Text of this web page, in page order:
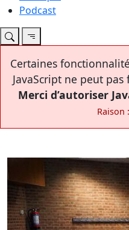
Podcast
Certaines
JavaScript ne peut
Merci d’autoriser
Raison